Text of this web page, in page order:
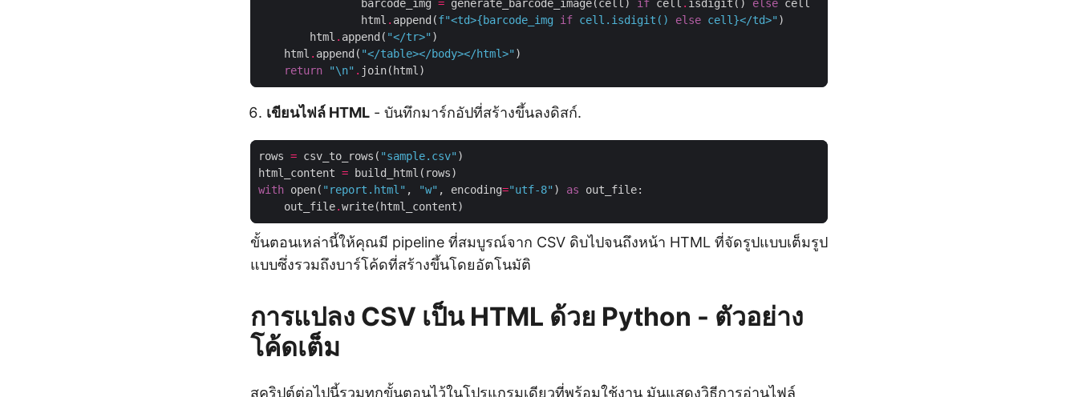
                barcode_img
= generate_barcode_image(cell) if cell . isdigit() else
                html
. append(f"<td>{barcode_img if cell . isdigit() else cell}</td>"
        html
. append( "</tr>"
    html
. append( "</table></body></html>"
return
"\n" .
เขียนไฟล์ HTML - บันทึกมาร์กอัปที่สร้างขึ้นลงดิสก์.
rows = csv_to_rows( "sample.csv"
html_content =
with open( "report.html" , "w" , encoding="utf-8" ) as
    out_file
.
ขั้นตอนเหล่านี้ให้คุณมี pipeline ที่สมบูรณ์จาก CSV ดิบไปจนถึงหน้า HTML ที่จัดรูปแบบเต็มรูป
แบบซึ่งรวมถึงบาร์โค้ดที่สร้างขึ้นโดยอัตโนมัติ
การแปลง CSV เป็น HTML ด้วย Python - ตัวอย่าง
โค้ดเต็ม
สคริปต์ต่อไปนี้รวมทุกขั้นตอนไว้ในโปรแกรมเดียวที่พร้อมใช้งาน มันแสดงวิธีการอ่านไฟล์